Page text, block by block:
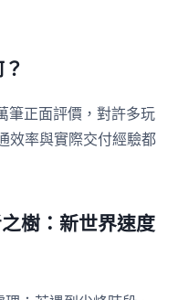
筆正面評價，對許多玩
效率與實際交付經驗都
樹：新世界速度